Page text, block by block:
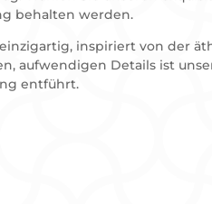
behalten werden.
inspiriert von der
aufwendigen Details ist
entführt.